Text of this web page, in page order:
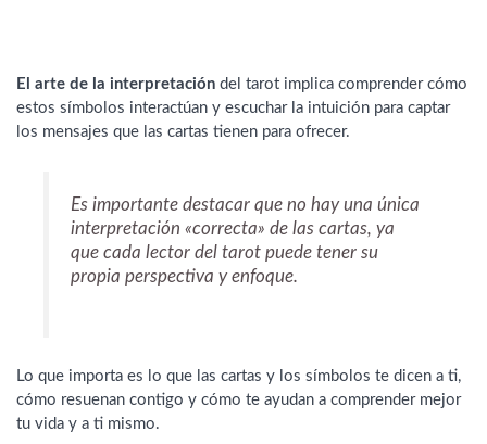
El arte de la interpretación del tarot implica comprender cómo
estos símbolos interactúan y escuchar la intuición para captar
los mensajes que las cartas tienen para ofrecer.
Es importante destacar que no hay una única
interpretación «correcta» de las cartas, ya
que cada lector del tarot puede tener su
propia perspectiva y enfoque.
Lo que importa es lo que las cartas y los símbolos te dicen a ti,
cómo resuenan contigo y cómo te ayudan a comprender mejor
tu vida y a ti mismo.